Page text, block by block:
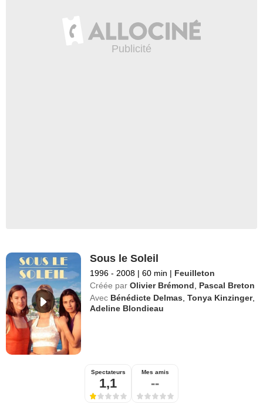
Sous le Soleil
1996 - 2008 | 60 min | Feuilleton
Créée par Olivier Brémond
Pascal Breton
Avec Bénédicte Delmas ,Tonya Kinzinger,
Adeline Blondieau
Spectateurs
1,1
Mes amis
--